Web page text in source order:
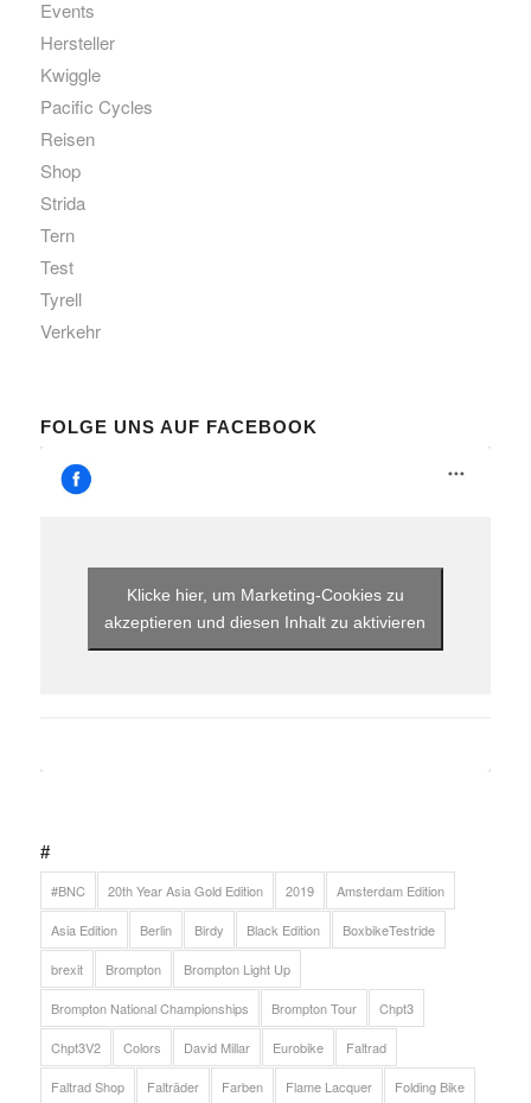
Events
Hersteller
Kwiggle
Pacific Cycles
Reisen
Shop
Strida
Tern
Test
Tyrell
Verkehr
FOLGE UNS AUF FACEBOOK
Klicke hier, um Marketing-Cookies zu
akzeptieren und diesen Inhalt zu aktivieren
#
#BNC 20th Year Asia Gold Edition 2019 Amsterdam Edition
Asia Edition Berlin Birdy Black Edition BoxbikeTestride
brexit Brompton Brompton Light Up
Brompton National Championships Brompton Tour Chpt3
Chpt3V2 Colors David Millar Eurobike Faltrad
Faltrad Shop Falträder Farben Flame Lacquer Folding Bike